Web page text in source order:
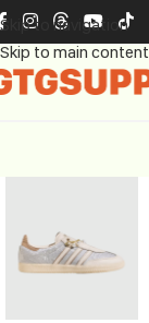
Skip to navigation
Skip to main content